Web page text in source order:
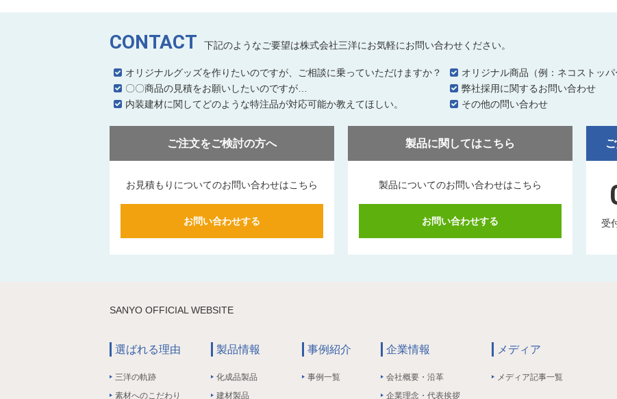
CONTACT 下記のようなご要望は株式会社三洋にお気軽にお問い合わせください。
オリジナルグッズを作りたいのですが、ご相談に乗っていただけますか？
〇〇商品の見積をお願いしたいのですが…
内装建材に関してどのような特注品が対応可能か教えてほしい。
オリジナル商品（例：ネコストッ
弊社採用に関するお問い合わせ
その他の問い合わせ
ご注文をご検討の方へ
お見積もりについてのお問い合わせはこちら
お問い合わせする
製品に関してはこちら
製品についてのお問い合わせはこちら
お問い合わせする 受
SANYO OFFICIAL WEBSITE
選ばれる理由
三洋の軌跡
素材へのこだわり
製品情報
化成品製品
建材製品
事例紹介
事例一覧
企業情報
会社概要・沿革
企業理念・代表挨拶
メディア
メディア記事一覧